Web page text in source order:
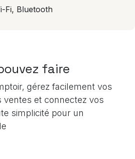
Fi, Bluetooth
faire
gérez facilement vos
ventes et connectez vos
simplicité pour un